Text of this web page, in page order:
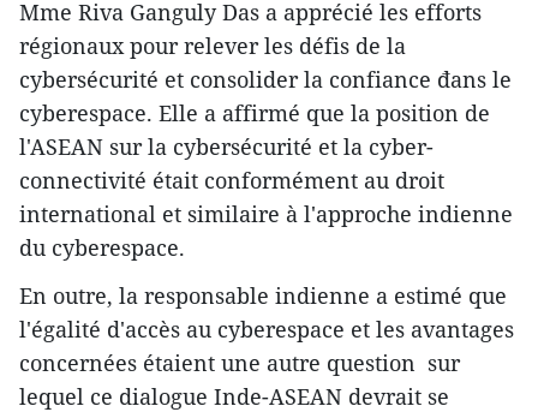
Mme Riva Ganguly Das a apprécié les efforts
régionaux pour relever les défis de la
cybersécurité et consolider la confiance đans le
cyberespace. Elle a affirmé que la position de
l'ASEAN sur la cybersécurité et la cyber-
connectivité était conformément au droit
international et similaire à l'approche indienne
du cyberespace.
En outre, la responsable indienne a estimé que
l'égalité d'accès au cyberespace et les avantages
concernées étaient une autre question sur
lequel ce dialogue Inde-ASEAN devrait se